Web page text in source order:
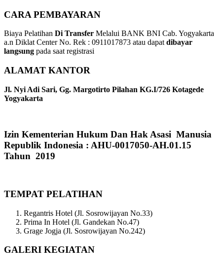
CARA PEMBAYARAN
Biaya Pelatihan Di Transfer Melalui BANK BNI Cab. Yogyakarta
a.n Diklat Center No. Rek : 0911017873 atau dapatdibayar
langsung pada saat registrasi
ALAMAT KANTOR
Jl. Nyi Adi Sari, Gg. Margotirto Pilahan KG.I/726 Kotagede
Yogyakarta
Izin Kementerian Hukum Dan Hak Asasi Manusia
Republik Indonesia : AHU-0017050-AH.01.15
Tahun 2019
TEMPAT PELATIHAN
Regantris Hotel (Jl. Sosrowijayan No.33)
Prima In Hotel (Jl. Gandekan No.47)
Grage Jogja (Jl. Sosrowijayan No.242)
GALERI KEGIATAN